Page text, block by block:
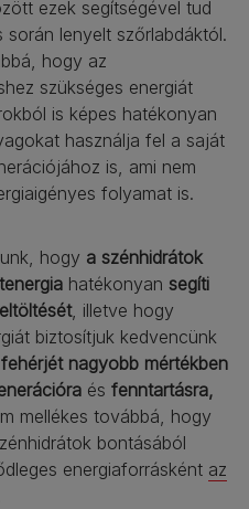
ezek segítségével tud
során lenyelt szőrlabdáktól.
hogy az
szükséges energiát
is képes hatékonyan
használja fel a saját
is, ami nem
folyamat is.
hogy a szénhidrátok
hatékonyan segíti
, illetve hogy
biztosítjuk kedvencünk
fehérjét nagyobb mértékben
és fenntartásra,
mellékes továbbá, hogy
bontásából
energiaforrásként az